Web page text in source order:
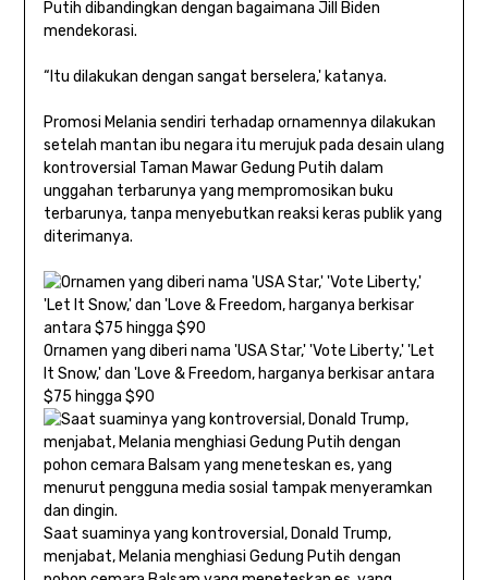
Putih dibandingkan dengan bagaimana Jill Biden
mendekorasi.
“Itu dilakukan dengan sangat berselera,' katanya.
Promosi Melania sendiri terhadap ornamennya dilakukan
setelah mantan ibu negara itu merujuk pada desain ulang
kontroversial Taman Mawar Gedung Putih dalam
unggahan terbarunya yang mempromosikan buku
terbarunya, tanpa menyebutkan reaksi keras publik yang
diterimanya.
Ornamen yang diberi nama 'USA Star,' 'Vote Liberty,' 'Let
It Snow,' dan 'Love & Freedom, harganya berkisar antara
$75 hingga $90
Saat suaminya yang kontroversial, Donald Trump,
menjabat, Melania menghiasi Gedung Putih dengan